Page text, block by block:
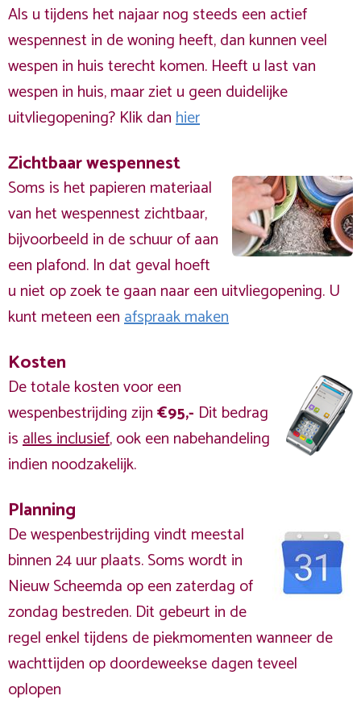
Als u tijdens het najaar nog steeds een actief
wespennest in de woning heeft, dan kunnen veel
wespen in huis terecht komen. Heeft u last van
wespen in huis, maar ziet u geen duidelijke
uitvliegopening? Klik danhier
Zichtbaar wespennest
Soms is het papieren materiaal
van het wespennest zichtbaar,
bijvoorbeeld in de schuur of aan
een plafond. In dat geval hoeft
u niet op zoek te gaan naar een uitvliegopening. U
kunt meteen eenafspraak maken
Kosten
De totale kosten voor een
wespenbestrijding zijn€95,- Dit bedrag
isalles inclusief, ook een nabehandeling
indien noodzakelijk.
Planning
De wespenbestrijding vindt meestal
binnen 24 uur plaats. Soms wordt in
Nieuw Scheemda op een zaterdag of
zondag bestreden. Dit gebeurt in de
regel enkel tijdens de piekmomenten wanneer de
wachttijden op doordeweekse dagen teveel
oplopen